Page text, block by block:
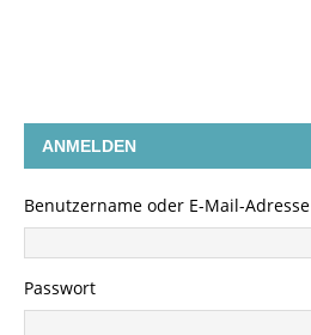
ANMELDEN
Benutzername oder E-Mail-Adresse
Passwort